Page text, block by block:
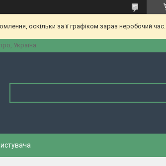
оскільки за її графіком зараз неробочий час.
Україна